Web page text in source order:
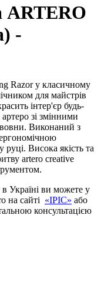
ARTERO
-
Razor у класичному
для майстрів
інтер'єр будь-
зі змінними
вовни. Виконаний з
руці. Висока якість та
artero creative
Україні ви можете у
на сайті «ІРІС» або
консультацією